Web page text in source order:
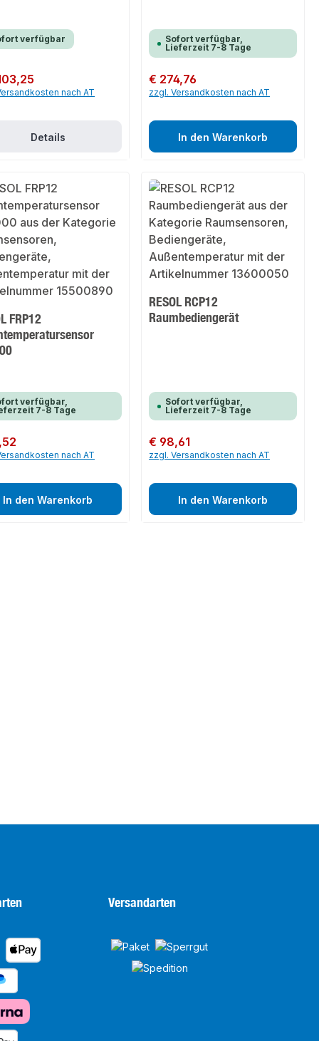
verfügbar
Preis:
nach AT
Details
Sofort verfügbar,
Lieferzeit 7-8 Tage
Regulärer Preis:
€ 274,76
zzgl. Versandkosten nach AT
In den Warenkorb
FRP12
verfügbar,
7-8 Tage
Preis:
nach AT
In den Warenkorb
RESOL RCP12
Raumbediengerät
Sofort verfügbar,
Lieferzeit 7-8 Tage
Regulärer Preis:
€ 98,61
zzgl. Versandkosten nach AT
In den Warenkorb
Versandarten